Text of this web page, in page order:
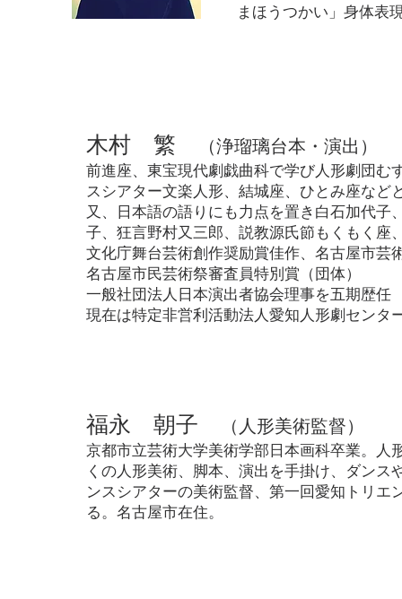
まほうつかい」身体表
木村 繁 （浄瑠璃台本・演出）
前進座、東宝現代劇戯曲科で学び人形劇団む
スシアター文楽人形、結城座、ひとみ座など
又、日本語の語りにも力点を置き 白石加代子
子、狂言野村又三郎、説教源氏節もくもく座
文化庁舞台芸術創作奨励賞佳作、 名古屋市芸
名古屋市民芸術祭審査員特別賞（団体）
一般社団法人日本演出者協会理事を五期歴任
現在は特定非営利活動法人愛知人形劇センタ
福永 朝子 （人形美術監督）
京都市立芸術大学美術学部日本画科卒業。人
くの人形美術、脚本、演出を手掛け、ダン
ンスシアターの美術監督、第一回愛知トリ
る。名古屋市在住。